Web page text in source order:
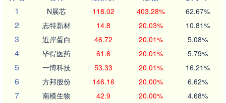
1
N展芯 118.02 403.28% 62.67%
2 志特新材 14.8 20.03% 10.81%
3 近岸蛋白 46.72 20.01% 5.08%
4 毕得医药 61.6 20.01% 5.79%
5 一博科技 53.33 20.01% 16.21%
6 方邦股份 146.16 20.00% 6.62%
7 南模生物 42.9 20.00% 4.68%